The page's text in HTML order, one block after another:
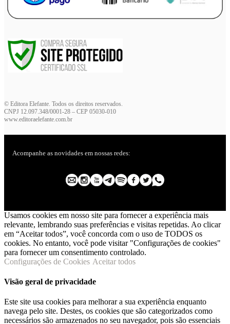
© Editora Elefante. Todos os direitos reservados.
CNPJ 12.097.348/0001-28 – CEP 05030-010
www.editoraelefante.com.br
Acompanhe as novidades em nossas redes:
Usamos cookies em nosso site para fornecer a experiência mais
relevante, lembrando suas preferências e visitas repetidas. Ao clicar
em “Aceitar todos”, você concorda com o uso de TODOS os
cookies. No entanto, você pode visitar "Configurações de cookies"
para fornecer um consentimento controlado.
Configurações de Cookies Aceitar todos
Visão geral de privacidade
Este site usa cookies para melhorar a sua experiência enquanto
navega pelo site. Destes, os cookies que são categorizados como
necessários são armazenados no seu navegador, pois são essenciais